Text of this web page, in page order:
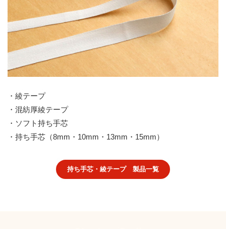
・綾テープ
・混紡厚綾テープ
・ソフト持ち手芯
・持ち手芯（8mm・10mm・13mm・15mm）
持ち手芯・綾テープ 製品一覧